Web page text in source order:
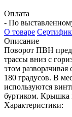
Оплата
- По
О товаре
Описание
Поворот ПВН
трассы вниз с
этом
180 градусов. В
используются
буртиком. Крышка
Характеристики: